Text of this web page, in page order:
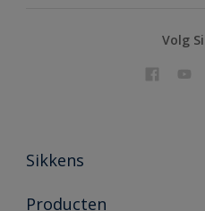
Volg
Sikkens
Over Sikkens
Producten